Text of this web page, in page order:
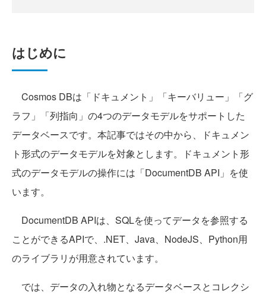
はじめに
Cosmos DBは「ドキュメント」「キーバリュー」「グ
ラフ」「列指向」の4つのデータモデルをサポートした
データベースです。本記事ではその中から、ドキュメン
ト形式のデータモデルを対象とします。ドキュメント形
式のデータモデルの操作には「DocumentDB API」を使
います。
DocumentDB APIは、SQLを使ってデータを参照する
ことができるAPIで、.NET、Java、NodeJS、Python用
のライブラリが用意されています。
では、データの入れ物となるデータベースとコレクシ